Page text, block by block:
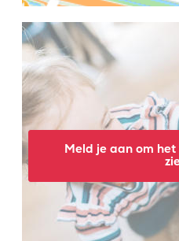
Meld je aan om